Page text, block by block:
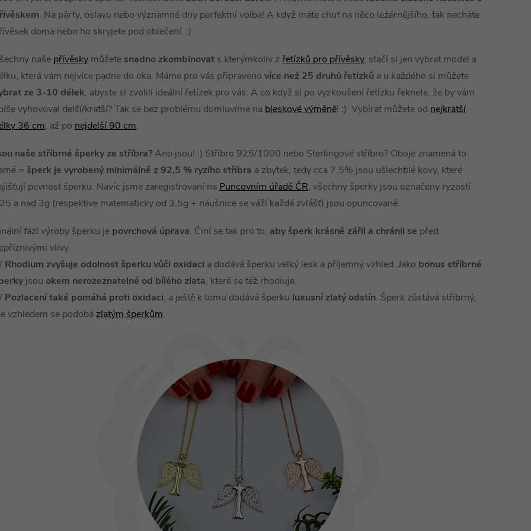
. Na párty, oslavu nebo významné dny perfektní volba! A když máte chuť na něco ležérnějšího, tak necháte
doma nebo ho skryjete pod oblečení. :)
naše přívěsky můžete snadno zkombinovat s kterýmkoliv z řetízků pro přívěsky, stačí si jen vybrat model a
která vám nejvíce padne do oka. Máme pro vás připraveno více než 25 druhů řetízků a u každého si můžete
ze 3-10 délek, abyste si zvolili ideální řetízek pro vás. A co když si po vyzkoušení řetízku řeknete, že by vám
vyhovoval delší/kratší? Tak se bez problému domluvíme na bleskové výměně! :) Vybírat můžete od nejkratší
36 cm, až po nejdelší 90 cm.
naše stříbrné šperky ze stříbra?Ano jsou! :) Stříbro 925/1000 nebo Sterlingové stříbro? Oboje znamená to
= šperk je vyrobený minimálně z 92,5 % ryzího stříbra a zbytek, tedy cca 7,5% jsou ušlechtilé kovy, které
pevnost šperku. Navíc jsme zaregistrovaní na Puncovním úřadě ČR, všechny šperky jsou označeny ryzostí
a nad 3g (respektive matematicky od 3,5g + náušnice se váží každá zvlášť) jsou opuncované.
fází výroby šperku je povrchová úprava. Činí se tak pro to, aby šperk krásně zářil a chránil se před
vlivy.
Rhodium zvyšuje odolnost šperku vůči oxidaci a dodává šperku velký lesk a příjemný vzhled. Jako bonus stříbrné
jsou okem nerozeznatelné od bílého zlata, které se též rhodiuje.
Pozlacení také pomáhá proti oxidaci, a ještě k tomu dodává šperku luxusní zlatý odstín. Šperk zůstává stříbrný,
vzhledem se podobá zlatým šperkům.